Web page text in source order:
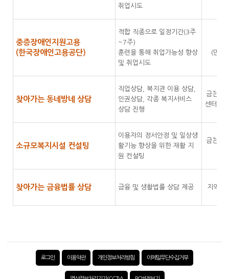
취업시도
중증장애인지원고용
(한국장애인고용공단)
적합 직종으로 일정기간(3주
~7주)
훈련을 통해 취업가능성 향상
및 취업시도
(만15
찾아가는 동네방네 상담
직업상담, 복지관 이용 상담,
인권상담, 각종 복지서비스
상담 진행
금천구
센터 및
소규모복지시설 컨설팅
이용자의 정서안정 및 일상생
활기능 향상을 위한 재활 지
원 컨설팅
금천구
찾아가는 금융법률 상담 금융 및 생활법률 상담 제공 지역주
로그인 이용약관 개인정보처리방침 이메일무단수집거부